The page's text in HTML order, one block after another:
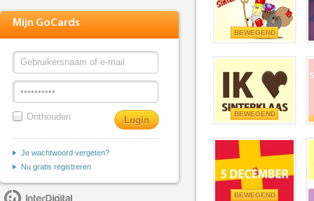
Mijn GoCards
Onthouden
Je wachtwoord vergeten?
Nu gratis registreren
BEWEGEND
BEWEGEND
BEWEGEND